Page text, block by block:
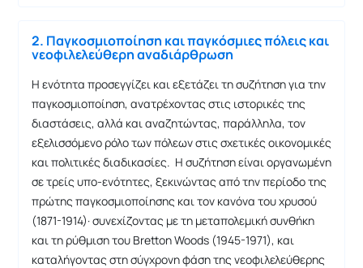
2. Παγκοσμιοποίηση και παγκόσμιες πόλεις και
νεοφιλελεύθερη αναδιάρθρωση
Η ενότητα προσεγγίζει και εξετάζει τη συζήτηση για την
παγκοσμιοποίηση, ανατρέχοντας στις ιστορικές της
διαστάσεις, αλλά και αναζητώντας, παράλληλα, τον
εξελισσόμενο ρόλο των πόλεων στις σχετικές οικονομικές
και πολιτικές διαδικασίες. Η συζήτηση είναι οργανωμένη
σε τρείς υπο-ενότητες, ξεκινώντας από την περίοδο της
πρώτης παγκοσμιοποίησης και τον κανόνα του χρυσού
(1871-1914)· συνεχίζοντας με τη μεταπολεμική συνθήκη
και τη ρύθμιση του Bretton Woods (1945-1971), και
καταλήγοντας στη σύγχρονη φάση της νεοφιλελεύθερης